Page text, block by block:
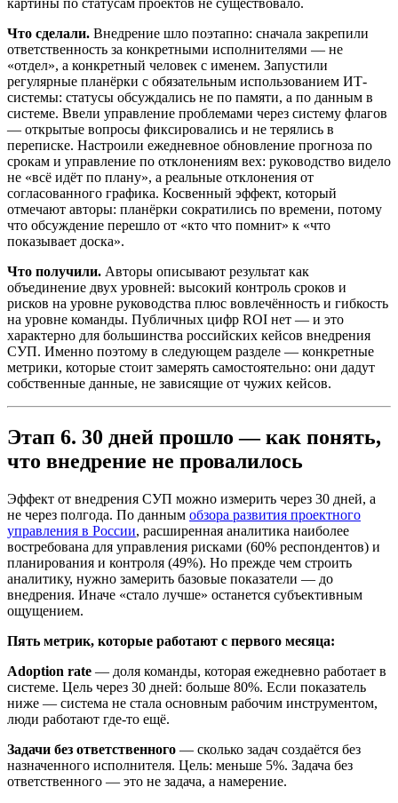
картины по статусам проектов не существовало.
Что сделали. Внедрение шло поэтапно: сначала закрепили
ответственность за конкретными исполнителями — не
«отдел», а конкретный человек с именем. Запустили
регулярные планёрки с обязательным использованием ИТ-
системы: статусы обсуждались не по памяти, а по данным в
системе. Ввели управление проблемами через систему флагов
— открытые вопросы фиксировались и не терялись в
переписке. Настроили ежедневное обновление прогноза по
срокам и управление по отклонениям вех: руководство видело
не «всё идёт по плану», а реальные отклонения от
согласованного графика. Косвенный эффект, который
отмечают авторы: планёрки сократились по времени, потому
что обсуждение перешло от «кто что помнит» к «что
показывает доска».
Что получили. Авторы описывают результат как
объединение двух уровней: высокий контроль сроков и
рисков на уровне руководства плюс вовлечённость и гибкость
на уровне команды. Публичных цифр ROI нет — и это
характерно для большинства российских кейсов внедрения
СУП. Именно поэтому в следующем разделе — конкретные
метрики, которые стоит замерять самостоятельно: они дадут
собственные данные, не зависящие от чужих кейсов.
Этап 6. 30 дней прошло — как понять,
что внедрение не провалилось
Эффект от внедрения СУП можно измерить через 30 дней, а
не через полгода. По данным обзора развития проектного
управления в России, расширенная аналитика наиболее
востребована для управления рисками (60% респондентов) и
планирования и контроля (49%). Но прежде чем строить
аналитику, нужно замерить базовые показатели — до
внедрения. Иначе «стало лучше» останется субъективным
ощущением.
Пять метрик, которые работают с первого месяца:
Adoption rate — доля команды, которая ежедневно работает в
системе. Цель через 30 дней: больше 80%. Если показатель
ниже — система не стала основным рабочим инструментом,
люди работают где-то ещё.
Задачи без ответственного — сколько задач создаётся без
назначенного исполнителя. Цель: меньше 5%. Задача без
ответственного — это не задача, а намерение.